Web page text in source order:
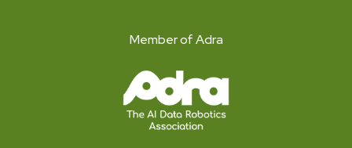
Member of Adra